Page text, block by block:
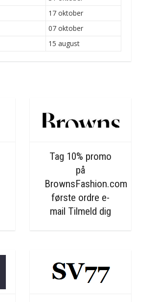
17 oktober
07 oktober
15 august
Tag 10% promo
på
BrownsFashion.com
første ordre e-
mail Tilmeld dig